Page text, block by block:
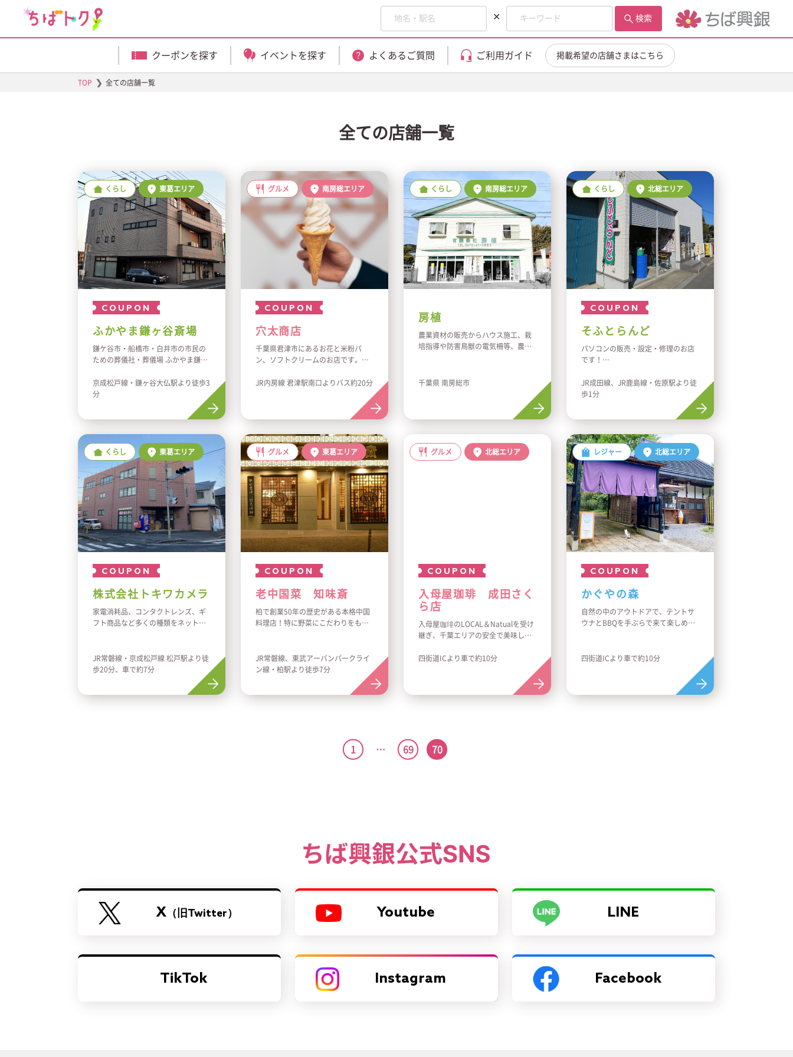
✕ 検索
クーポンを探す イベントを探す よくあるご質問 ご利用ガイド 掲載希望の店舗さまはこちら
TOP ❯ 全ての店舗一覧
全ての店舗一覧
くらし 東葛エリア
COUPON
ふかやま鎌ヶ谷斎場
鎌ケ谷市・船橋市・白井市の市民の
ための葬儀社・葬儀場 ふかやま鎌ヶ
ですか？
『故人さまには安らかに、ご遺族様
には心ゆくまでのお別れとなるよう
に』お客さま専任の担当スタッフが
1日1家族限定でおくるふかやま鎌ヶ
谷斎場は、家族葬でも100名規模の
お葬式でも参列人数に応じたホール
設定が可能で、非常に使いやすいセ
レモニーホールです。
公営斎場でのお葬式も承ります。
京成松戸線・鎌ヶ谷大仏駅より徒歩3
分
グルメ 南房総エリア
COUPON
穴太商店
千葉県君津市にあるお花と米粉パ
ン、ソフトクリームのお店です。
シンプルな合言葉のもとに「冷凍米
フトクリーム」、暮らしを彩る「お
花」、有機栽培豆の「珈琲」や「平
どを揃えて皆様のご来店をお待ちし
ております。
穴太商店内には長年地元で愛され続
ける「花工房 スラタン」がありま
す。ミニブーケや可愛い花瓶、季節
の雑貨を店内に揃えておりお花の知
識が豊富なスタッフが生花のアレン
ジメントや花束のご注文を承りま
JR内房線 君津駅南口よりバス約20分
くらし 南房総エリア
房植
農業資材の販売からハウス施工、栽
培指導や防害鳥獣の電気柵等、農業
千葉県 南房総市
くらし 北総エリア
COUPON
そふとらんど
パソコンの販売・設定・修理のお店
です！
ズ制作も承っております。
プリンター、サプライ、ＦＡＸ、コ
ピー、レジ、電気製品、名刺、文字
カット、のぼり、横断幕、ポスタ
スト、昇華プリント、アイロンプリ
ント等ご用意しております！
JR成田線、JR鹿島線・佐原駅より徒
歩1分
くらし 東葛エリア
COUPON
株式会社トキワカメラ
家電消耗品、コンタクトレンズ、ギ
フト商品など多くの種類をネット販
JR常磐線・京成松戸線 松戸駅より徒
歩20分、車で約7分
グルメ 東葛エリア
COUPON
老中国菜 知味斎
柏で創業50年の歴史がある本格中国
料理店！特に野菜にこだわりをも
JR常磐線、東武アーバンパークライ
ン線・柏駅より徒歩7分
グルメ 北総エリア
COUPON
入母屋珈琲 成田さく
ら店
入母屋珈琲のLOCAL＆Natualを受け
継ぎ、千葉エリアの安全で美味しい
ウトにて提供致します。豊かな自
めながらゆっくりと心地よいひと時
四街道ICより車で約10分
レジャー 北総エリア
COUPON
かぐやの森
自然の中のアウトドアで、テントサ
ウナとBBQを手ぶらで来て楽しめる
日差しや雨の心配ない屋根付きサイ
ナプランは自分で薪をくべて温度調
整できるテントサウナを仲間や家族
四街道ICより車で約10分
1 … 69 70
X （旧Twitter） Youtube LINE
TikTok Instagram Facebook